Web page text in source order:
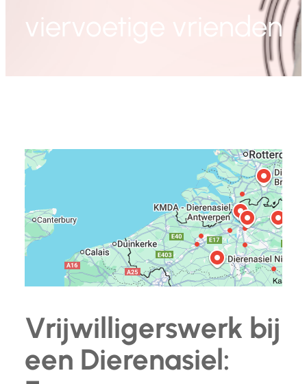
viervoetige vrienden
Vrijwilligerswerk bij
een Dierenasiel: